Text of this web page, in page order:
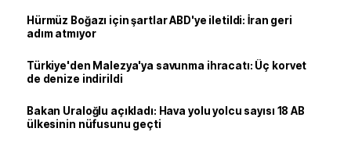
Hürmüz Boğazı için şartlar ABD'ye iletildi: İran geri
adım atmıyor
Türkiye'den Malezya'ya savunma ihracatı: Üç korvet
de denize indirildi
Bakan Uraloğlu açıkladı: Hava yolu yolcu sayısı 18 AB
ülkesinin nüfusunu geçti